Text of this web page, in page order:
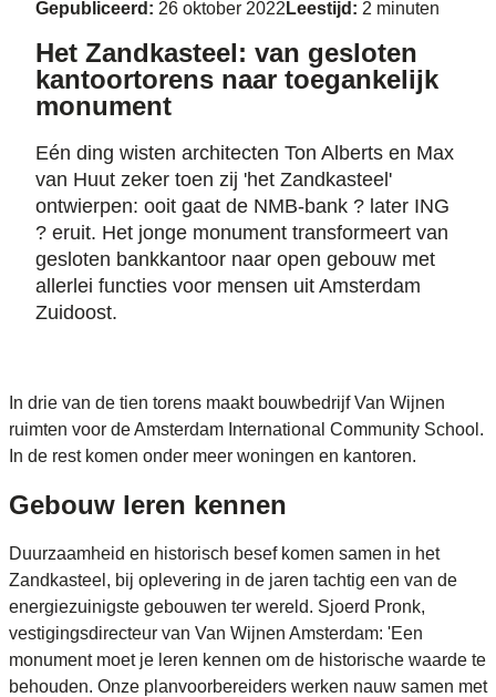
Gepubliceerd: 26 oktober 2022 Leestijd: 2 minuten
Het Zandkasteel: van gesloten
kantoortorens naar toegankelijk
monument
Eén ding wisten architecten Ton Alberts en Max
van Huut zeker toen zij 'het Zandkasteel'
ontwierpen: ooit gaat de NMB-bank ? later ING
? eruit. Het jonge monument transformeert van
gesloten bankkantoor naar open gebouw met
allerlei functies voor mensen uit Amsterdam
Zuidoost.
In drie van de tien torens maakt bouwbedrijf Van Wijnen
ruimten voor de Amsterdam International Community School.
In de rest komen onder meer woningen en kantoren.
Gebouw leren kennen
Duurzaamheid en historisch besef komen samen in het
Zandkasteel, bij oplevering in de jaren tachtig een van de
energiezuinigste gebouwen ter wereld. Sjoerd Pronk,
vestigingsdirecteur van Van Wijnen Amsterdam: 'Een
monument moet je leren kennen om de historische waarde te
behouden. Onze planvoorbereiders werken nauw samen met